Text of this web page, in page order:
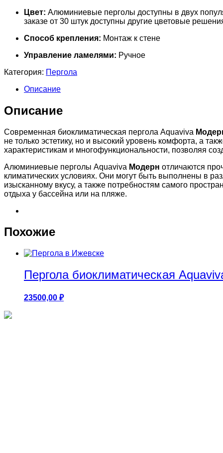
Цвет: Алюминиевые перголы доступны в двух
заказе от 30 штук доступны другие цветовые
Способ крепления: Монтаж к стене
Управление ламелями: Ручное
Категория: Пергола
Описание
Описание
Cовременная биоклиматическая пергола Aquaviva
не только эстетику, но и высокий уровень комфорта, а
характеристикам и многофункциональности, позволяя
Алюминиевые перголы Aquaviva Модерн отличаются
климатических условиях. Они могут быть выполнены в
изысканному вкусу, а также потребностям самого
отдыха у бассейна или на пляже.
Похожие
Пергола биоклиматическая
23500,00 ₽